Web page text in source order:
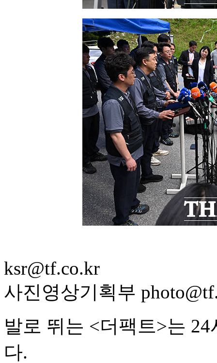
ksr@tf.co.kr
사진영상기획부
발로 뛰는 <더팩트>는
다.